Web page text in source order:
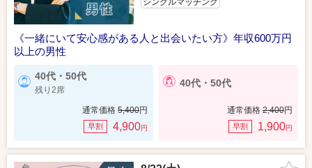
シングルマッチング
《一緒にいて安心感がある人と出会いたい方》年収600万円
以上の男性
40代・50代
残り2席
通常価格 5,400円
早割 4,900円
40代・50代
通常価格 2,400円
早割 1,900円